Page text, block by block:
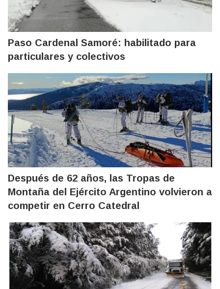
Paso Cardenal Samoré: habilitado para
particulares y colectivos
Después de 62 años, las Tropas de
Montaña del Ejército Argentino volvieron a
competir en Cerro Catedral